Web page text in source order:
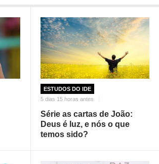
ESTUDOS DO IDE
5 dias 15 horas antes
Série as cartas de João:
Deus é luz, e nós o que
temos sido?